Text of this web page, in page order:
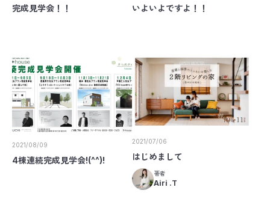
完成見学会！！ いよいよですよ！！
2021/08/09
4棟連続完成見学会!(^^)!
2021/07/06
はじめまして
著者
Airi .T